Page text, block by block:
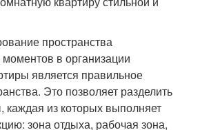
пространства
в организации
является правильное
Это позволяет разделить
из которых выполняет
зона отдыха, рабочая зона,